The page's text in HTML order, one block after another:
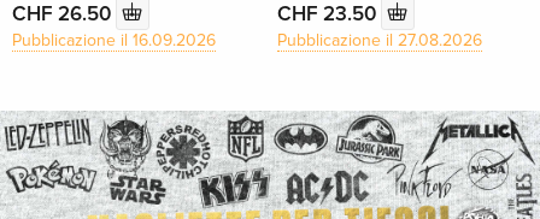
CHF 26.50
Pubblicazione il 16.09.2026
CHF 23.50
Pubblicazione il 27.08.2026